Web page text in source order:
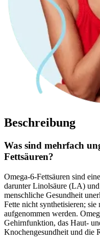
Beschreibung
Was sind mehrfach
Fettsäuren?
Omega-6-Fettsäuren sind
darunter Linolsäure (LA)
menschliche Gesundheit
Fette nicht synthetisieren;
aufgenommen werden.
Gehirnfunktion, das Haut-
Knochengesundheit und die